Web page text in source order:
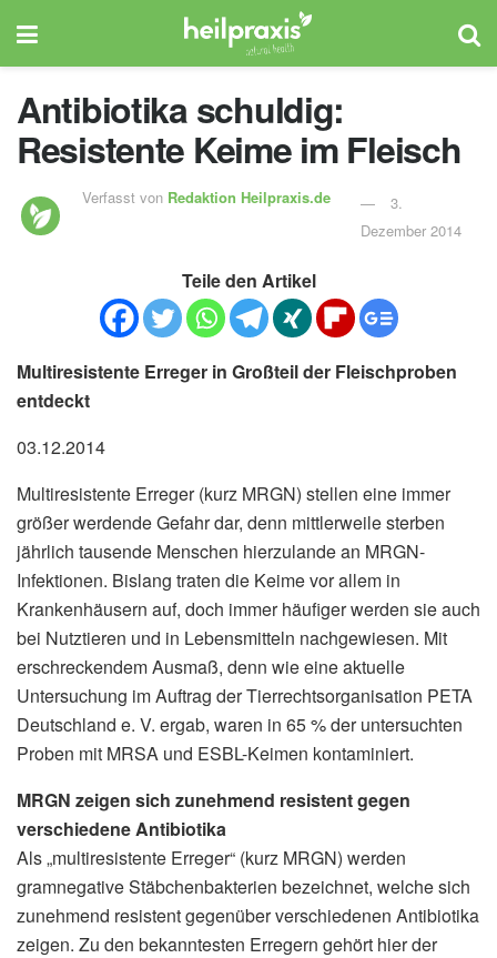
Antibiotika schuldig:
Resistente Keime im Fleisch
Verfasst von Redaktion Heilpraxis.de
3.
Dezember 2014
Teile den Artikel
Multiresistente Erreger in Großteil der Fleischproben
entdeckt
03.12.2014
Multiresistente Erreger (kurz MRGN) stellen eine immer
größer werdende Gefahr dar, denn mittlerweile sterben
jährlich tausende Menschen hierzulande an MRGN-
Infektionen. Bislang traten die Keime vor allem in
Krankenhäusern auf, doch immer häufiger werden sie auch
bei Nutztieren und in Lebensmitteln nachgewiesen. Mit
erschreckendem Ausmaß, denn wie eine aktuelle
Untersuchung im Auftrag der Tierrechtsorganisation PETA
Deutschland e. V. ergab, waren in 65 % der untersuchten
Proben mit MRSA und ESBL-Keimen kontaminiert.
MRGN zeigen sich zunehmend resistent gegen
verschiedene Antibiotika
Als „multiresistente Erreger“ (kurz MRGN) werden
gramnegative Stäbchenbakterien bezeichnet, welche sich
zunehmend resistent gegenüber verschiedenen Antibiotika
zeigen. Zu den bekanntesten Erregern gehört hier der